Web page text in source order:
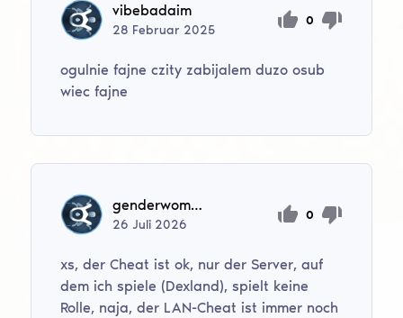
vibebadaim
28 Februar 2025
0
ogulnie fajne czity zabijalem duzo osub
wiec fajne
genderwomen228
26Juli 2026
0
xs, der Cheat ist ok, nur der Server, auf
dem ich spiele (Dexland), spielt keine
Rolle, naja, der LAN-Cheat ist immer noch